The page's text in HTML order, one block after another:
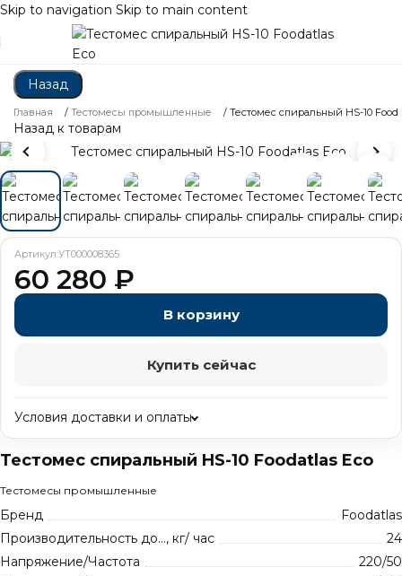
Skip to navigation Skip to main content
Назад
Главная / Тестомесы промышленные / Тестомес спиральный HS-10
Назад к товарам
Тестомес спиральный HS-10 Foodatlas Eco
Тестомесы промышленные
Бренд
Foodatlas
Производительность до..., кг/ час
24
Напряжение/Частота
220/50
Артикул:УТ000008365
60 280 ₽
В корзину
Купить сейчас
Условия доставки и оплаты